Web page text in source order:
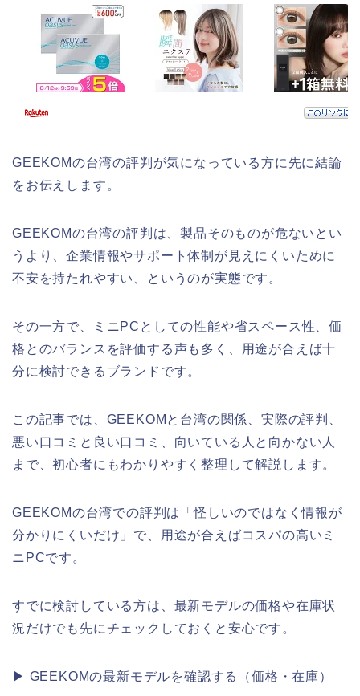
GEEKOMの台湾の評判が気になっている方に先に結論
をお伝えします。
GEEKOMの台湾の評判は、製品そのものが危ないとい
うより、企業情報やサポート体制が見えにくいために
不安を持たれやすい、というのが実態です。
その一方で、ミニPCとしての性能や省スペース性、価
格とのバランスを評価する声も多く、用途が合えば十
分に検討できるブランドです。
この記事では、GEEKOMと台湾の関係、実際の評判、
悪い口コミと良い口コミ、向いている人と向かない人
まで、初心者にもわかりやすく整理して解説します。
GEEKOMの台湾での評判は「怪しいのではなく情報が
分かりにくいだけ」で、用途が合えばコスパの高いミ
ニPCです。
すでに検討している方は、最新モデルの価格や在庫状
況だけでも先にチェックしておくと安心です。
▶ GEEKOMの最新モデルを確認する（価格・在庫）